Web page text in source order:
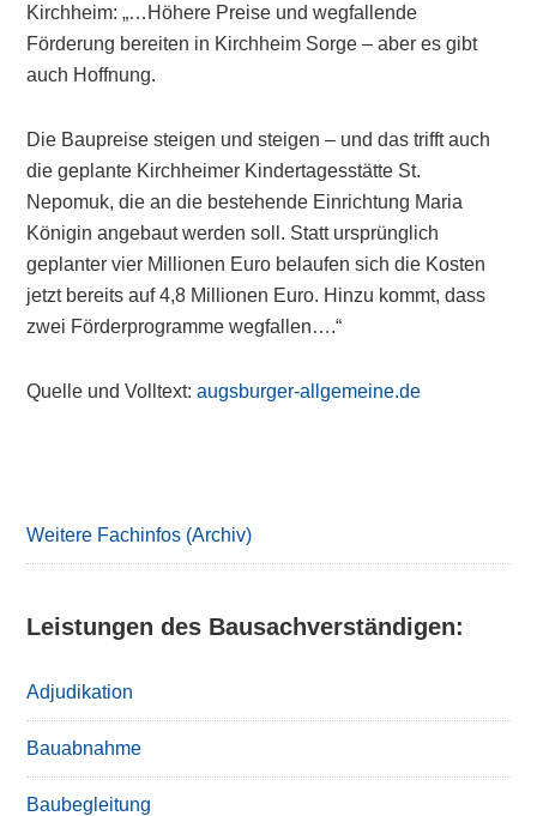
Kirchheim: „…Höhere Preise und wegfallende
Förderung bereiten in Kirchheim Sorge – aber es gibt
auch Hoffnung.
Die Baupreise steigen und steigen – und das trifft auch
die geplante Kirchheimer Kindertagesstätte St.
Nepomuk, die an die bestehende Einrichtung Maria
Königin angebaut werden soll. Statt ursprünglich
geplanter vier Millionen Euro belaufen sich die Kosten
jetzt bereits auf 4,8 Millionen Euro. Hinzu kommt, dass
zwei Förderprogramme wegfallen….“
Quelle und Volltext:augsburger-allgemeine.de
Weitere Fachinfos (Archiv)
Leistungen des Bausachverständigen:
Adjudikation
Bauabnahme
Baubegleitung